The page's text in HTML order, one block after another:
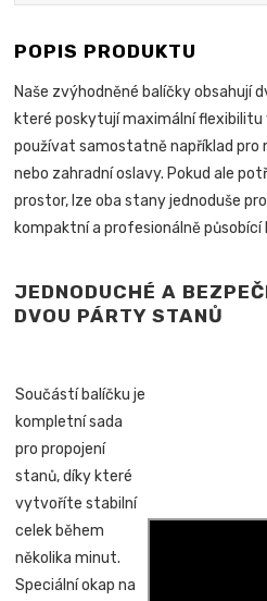
POPIS PRODUKTU
Naše zvýhodněné balíčky obsahují
které poskytují maximální flexibilitu
používat samostatně například pro
nebo zahradní oslavy. Pokud ale
prostor, lze oba stany jednoduše
kompaktní a profesionálně působící
JEDNODUCHÉ A
DVOU PÁRTY STANŮ
Součástí balíčku je
kompletní sada
pro propojení
stanů, díky které
vytvoříte stabilní
celek během
několika minut.
Speciální okap na